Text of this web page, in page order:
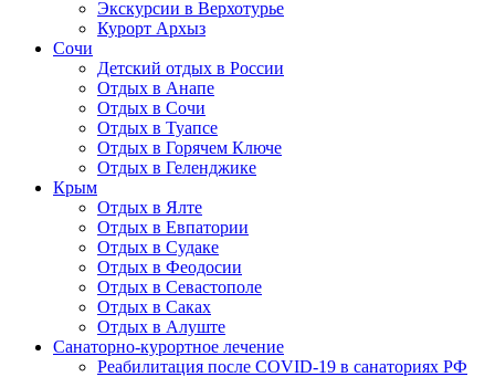
Экскурсии в Верхотурье
Курорт Архыз
Сочи
Детский отдых в России
Отдых в Анапе
Отдых в Сочи
Отдых в Туапсе
Отдых в Горячем Ключе
Отдых в Геленджике
Крым
Отдых в Ялте
Отдых в Евпатории
Отдых в Судаке
Отдых в Феодосии
Отдых в Севастополе
Отдых в Саках
Отдых в Алуште
Санаторно-курортное лечение
Реабилитация после COVID-19 в санаториях РФ